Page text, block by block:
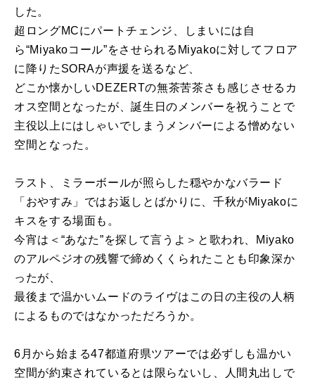
した。
超ロングMCにパートチェンジ、しまいには自
ら“Miyakoコール”をさせられるMiyakoに対してフロア
に降りたSORAが声援を送るなど、
どこか懐かしいDEZERTの無茶苦茶さも感じさせるカ
オス空間となったが、誕生日のメンバーを祝うことで
主役以上にはしゃいでしまうメンバーによる憎めない
空間となった。
ラスト、ミラーボールが照らした穏やかなバラード
「おやすみ」ではお返しとばかりに、千秋がMiyakoに
キスをする場面も。
今宵は＜“あなた”を探して言うよ＞と歌われ、Miyako
のアルペジオの残響で締めくくられたことも印象深か
ったが、
最後まで温かいムードのライヴはこの日の主役の人柄
によるものではなかっただろうか。
6月から始まる47都道府県ツアーでは必ずしも温かい
空間が約束されているとは限らないし、人間丸出しで